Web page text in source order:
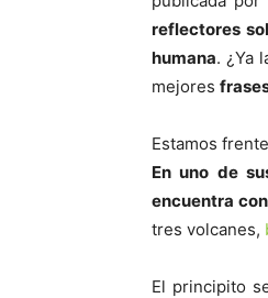
reflectores
humana. ¿Ya
mejores
Estamos
En uno de
encuentra
tres volcanes,
El principito